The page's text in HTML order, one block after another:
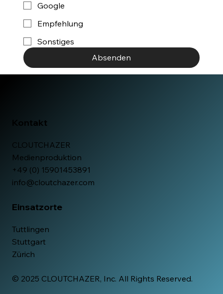
Google
Empfehlung
Sonstiges
Absenden
Kontakt
CLOUTCHAZER
Medienproduktion
+49 (0) 15901453891
info@cloutchazer.com
Einsatzorte
Tuttlingen
Stuttgart
Zürich
© 2025 CLOUTCHAZER, Inc. All Rights Reserved.